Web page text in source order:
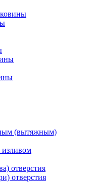
(вытяжным)
изливом
отверстия
отверстия